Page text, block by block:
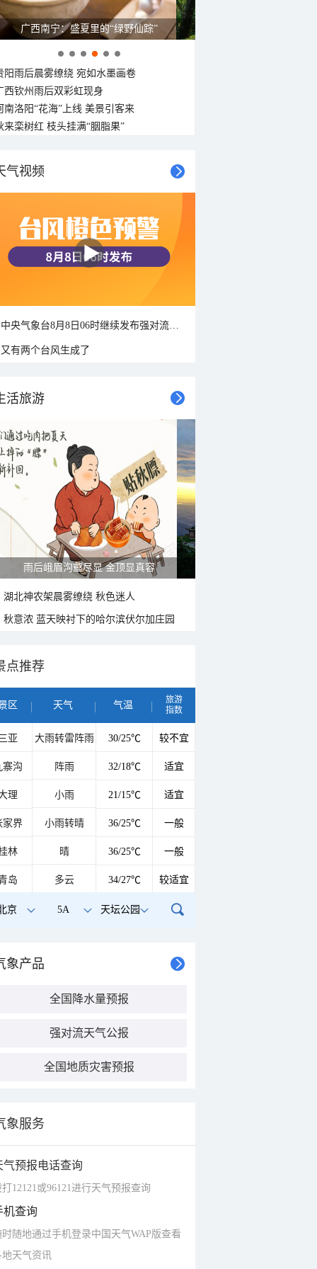
广西南宁：盛夏里的“绿野仙踪”
阳雨后晨雾缭绕 宛如水墨画卷
西钦州雨后双彩虹现身
南洛阳“花海”上线 美景引客来
来栾树红 枝头挂满“胭脂果”
气视频
又有两个台风生成了
活旅游
雨后峨眉沟壑尽显 金顶显真容
湖北神农架晨雾缭绕 秋色迷人
秋意浓 蓝天映衬下的哈尔滨伏尔加庄园
点推荐
区 天气 气温
旅游
指数
亚 大雨转雷阵雨 30/25℃ 较不宜
寨沟 阵雨 32/18℃ 适宜
理 小雨 21/15℃ 适宜
家界 小雨转晴 36/25℃ 一般
林 晴 36/25℃ 一般
岛 多云 34/27℃ 较适宜
京 5A 天坛公园
象产品
全国降水量预报
强对流天气公报
全国地质灾害预报
象服务
气预报电话查询
打12121或96121进行天气预报查询
机查询
时随地通过手机登录中国天气WAP版查看
地天气资讯